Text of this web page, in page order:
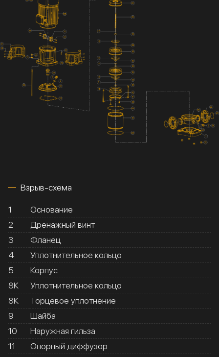
Взрыв-схема
1
Основание
2
Дренажный винт
3
Фланец
4
Уплотнительное кольцо
5
Корпус
8К
Уплотнительное кольцо
8К
Торцевое уплотнение
9
Шайба
10
Наружная гильза
11
Опорный диффузор